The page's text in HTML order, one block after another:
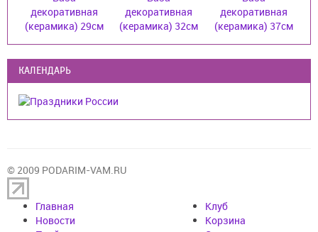
декоративная
(керамика) 29см
декоративная
(керамика) 32см
декоративная
(керамика) 37см
КАЛЕНДАРЬ
© 2009 PODARIM-VAM.RU
Главная
Новости
Клуб
Корзина